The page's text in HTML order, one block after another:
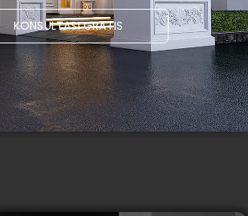
KONSULTASI GRATIS